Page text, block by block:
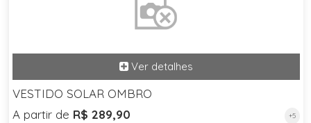
VESTIDO SOLAR OMBRO
A partir de R$ 289,90 +5